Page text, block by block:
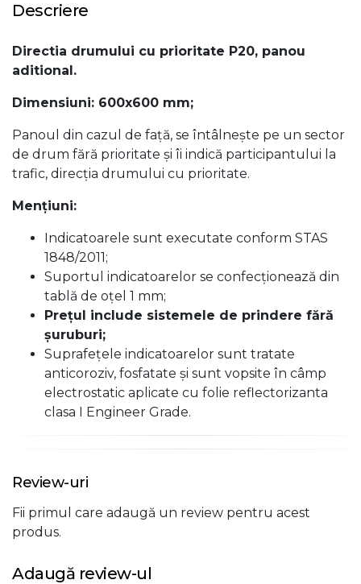
Descriere
Directia drumului cu prioritate P20, panou
aditional.
Dimensiuni: 600x600 mm;
Panoul din cazul de față, se întâlnește pe un sector
de drum fără prioritate și îi indică participantului la
trafic, direcția drumului cu prioritate.
Menţiuni:
Indicatoarele sunt executate conform STAS
1848/2011;
Suportul indicatoarelor se confecţionează din
tablă de oţel 1 mm;
Preţul include sistemele de prindere fără
şuruburi;
Suprafeţele indicatoarelor sunt tratate
anticoroziv, fosfatate şi sunt vopsite în câmp
electrostatic aplicate cu folie reflectorizanta
clasa I Engineer Grade.
Review-uri
Fii primul care adaugă un review pentru acest
produs.
Adaugă review-ul